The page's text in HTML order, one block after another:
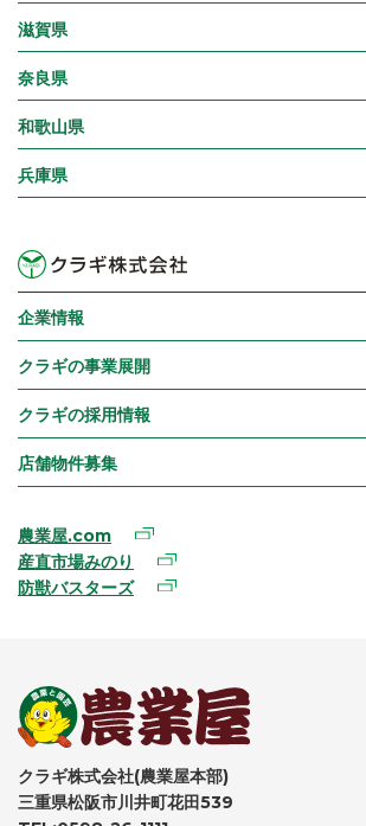
滋賀県
奈良県
和歌山県
兵庫県
企業情報
クラギの事業展開
クラギの採用情報
店舗物件募集
農業屋.com
産直市場みのり
防獣バスターズ
クラギ株式会社(農業屋本部)
三重県松阪市川井町花田539